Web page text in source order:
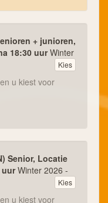
+ junioren,
18:30 uurWinter
Kies
u kiest voor
Senior, Locatie
uurWinter 2026 -
Kies
u kiest voor